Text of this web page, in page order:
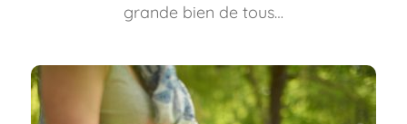
grande bien de tous…